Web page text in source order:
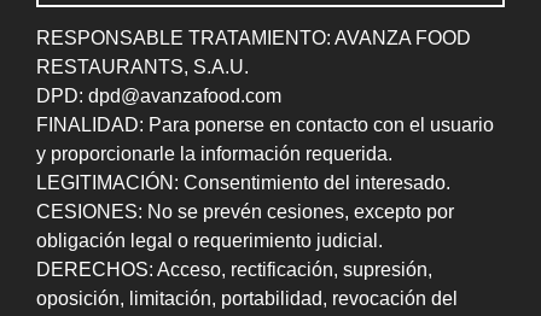
RESPONSABLE TRATAMIENTO: AVANZA FOOD
RESTAURANTS, S.A.U.
DPD: dpd@avanzafood.com
FINALIDAD: Para ponerse en contacto con el usuario
y proporcionarle la información requerida.
LEGITIMACIÓN: Consentimiento del interesado.
CESIONES: No se prevén cesiones, excepto por
obligación legal o requerimiento judicial.
DERECHOS: Acceso, rectificación, supresión,
oposición, limitación, portabilidad, revocación del